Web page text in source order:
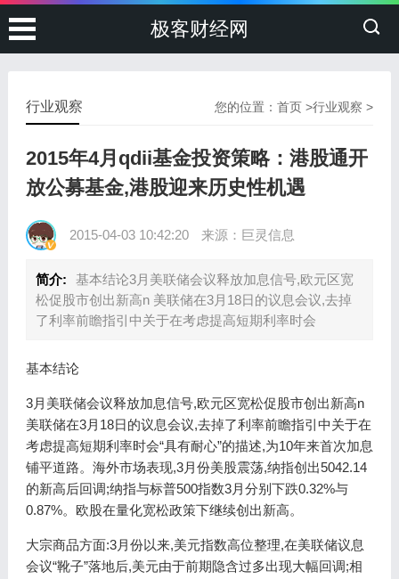
极客财经网
您的位置：首页 >行业观察 >
行业观察
2015年4月qdii基金投资策略：港股通开
放公募基金,港股迎来历史性机遇
2015-04-03 10:42:20 来源：巨灵信息
简介:
基本结论3月美联储会议释放加息信号,欧元区宽
松促股市创出新高n 美联储在3月18日的议息会议,去掉
了利率前瞻指引中关于在考虑提高短期利率时会
基本结论
3月美联储会议释放加息信号,欧元区宽松促股市创出新高n
美联储在3月18日的议息会议,去掉了利率前瞻指引中关于在
考虑提高短期利率时会“具有耐心”的描述,为10年来首次加息
铺平道路。海外市场表现,3月份美股震荡,纳指创出5042.14
的新高后回调;纳指与标普500指数3月分别下跌0.32%与
0.87%。欧股在量化宽松政策下继续创出新高。
大宗商品方面:3月份以来,美元指数高位整理,在美联储议息
会议“靴子”落地后,美元由于前期隐含过多出现大幅回调;相